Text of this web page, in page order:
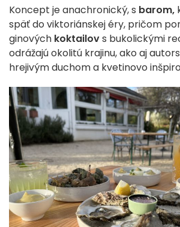
Koncept je anachronický, s barom,
späť do viktoriánskej éry, pričom
ginových koktailovs bukolickými
odrážajú okolitú krajinu, ako aj
hrejivým duchom a kvetinovo